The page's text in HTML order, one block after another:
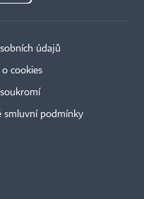
údajů
o cookies
smluvní podmínky